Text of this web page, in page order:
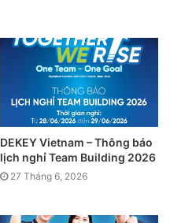
DEKEY Vietnam – Thông báo
lịch nghỉ Team Building 2026
27 Tháng 6, 2026